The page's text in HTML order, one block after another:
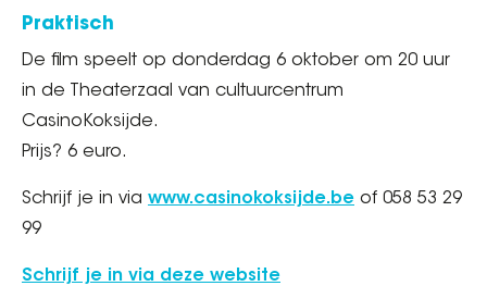
Praktisch
De film speelt op donderdag 6 oktober om 20 uur
in de Theaterzaal van cultuurcentrum
CasinoKoksijde.
Prijs? 6 euro.
Schrijf je in via www.casinokoksijde.be of 058 53 29
99
Schrijf je in via deze website